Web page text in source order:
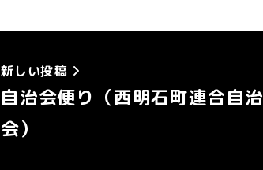
新しい投稿
自治会便り（西明石町連合自治
会）